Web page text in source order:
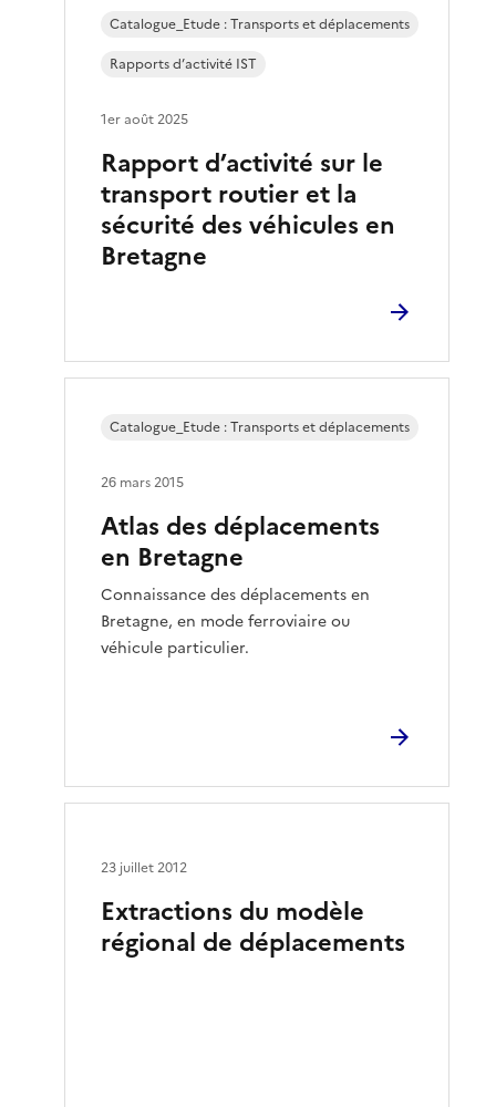
Rapport d’activité sur le
transport routier et la
sécurité des véhicules en
Bretagne
Catalogue_Etude : Transports et déplacements
Rapports d’activité IST
1er août 2025
Atlas des déplacements
en Bretagne
Connaissance des déplacements en
Bretagne, en mode ferroviaire ou
véhicule particulier.
Catalogue_Etude : Transports et déplacements
26 mars 2015
Extractions du modèle
régional de déplacements
23 juillet 2012